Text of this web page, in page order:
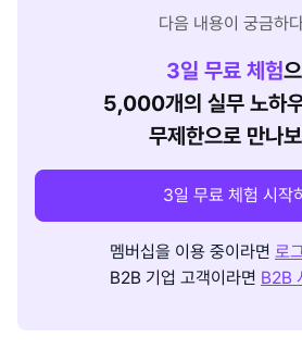
다음 내용이 궁금하
3일 무료 체험
5,000개의 실무 노하
무제한으로 만나
3일 무료 체험 시작
멤버십을 이용 중이라면 로
B2B 기업 고객이라면 B2B